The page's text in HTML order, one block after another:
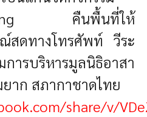
คืนพื้นที่ให้
สดทางโทรศัพท์ วีระ
การบริหารมูลนิธิอาสา
าก สภากาชาดไทย
share/v/